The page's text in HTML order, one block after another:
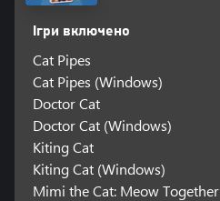
Ігри включено
Cat Pipes
Cat Pipes (Windows)
Doctor Cat
Doctor Cat (Windows)
Kiting Cat
Kiting Cat (Windows)
Mimi the Cat: Meow Together